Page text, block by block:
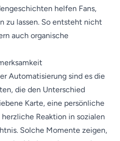
helfen Fans,
zu lassen. So entsteht nicht
auch organische
Automatisierung sind es die
die den Unterschied
Karte, eine persönliche
Reaktion in sozialen
Solche Momente zeigen,